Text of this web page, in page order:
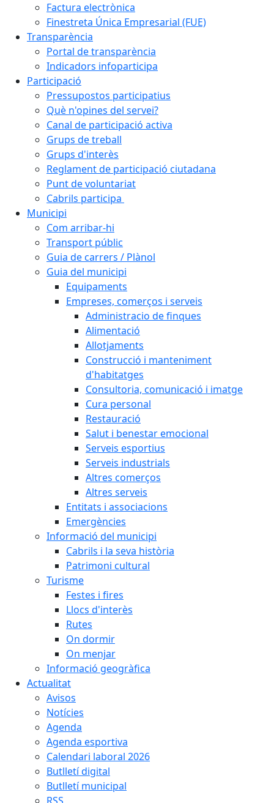
Factura electrònica
Finestreta Única Empresarial (FUE)
Transparència
Portal de transparència
Indicadors infoparticipa
Participació
Pressupostos participatius
Què n'opines del servei?
Canal de participació activa
Grups de treball
Grups d'interès
Reglament de participació ciutadana
Punt de voluntariat
Cabrils participa
Municipi
Com arribar-hi
Transport públic
Guia de carrers / Plànol
Guia del municipi
Equipaments
Empreses, comerços i serveis
Administracio de finques
Alimentació
Allotjaments
Construcció i manteniment
d'habitatges
Consultoria, comunicació i imatge
Cura personal
Restauració
Salut i benestar emocional
Serveis esportius
Serveis industrials
Altres comerços
Altres serveis
Entitats i associacions
Emergències
Informació del municipi
Cabrils i la seva història
Patrimoni cultural
Turisme
Festes i fires
Llocs d'interès
Rutes
On dormir
On menjar
Informació geogràfica
Actualitat
Avisos
Notícies
Agenda
Agenda esportiva
Calendari laboral 2026
Butlletí digital
Butlletí municipal